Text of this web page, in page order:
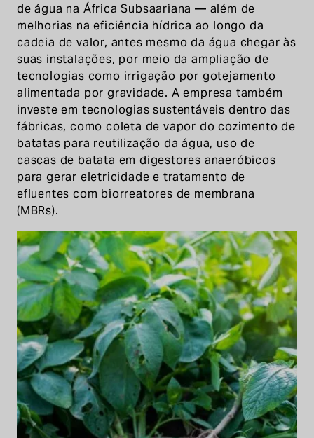
de água na África Subsaariana — além de
melhorias na eficiência hídrica ao longo da
cadeia de valor, antes mesmo da água chegar às
suas instalações, por meio da ampliação de
tecnologias como irrigação por gotejamento
alimentada por gravidade. A empresa também
investe em tecnologias sustentáveis dentro das
fábricas, como coleta de vapor do cozimento de
batatas para reutilização da água, uso de
cascas de batata em digestores anaeróbicos
para gerar eletricidade e tratamento de
efluentes com biorreatores de membrana
(MBRs).